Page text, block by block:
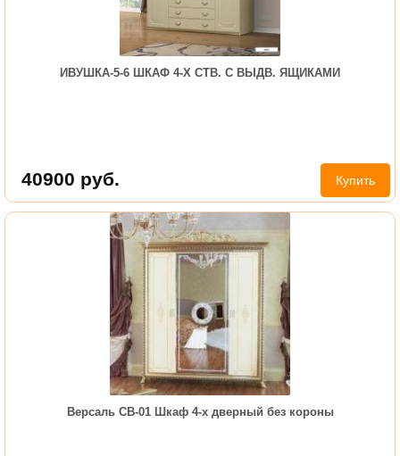
ИВУШКА-5-6 ШКАФ 4-Х СТВ. С ВЫДВ. ЯЩИКАМИ
40900 руб. Купить
Версаль СВ-01 Шкаф 4-х дверный без короны